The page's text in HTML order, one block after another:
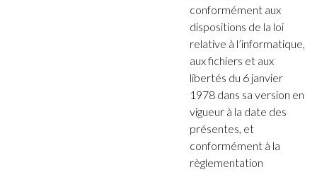
conformément aux
dispositions de la loi
relative à l’informatique,
aux fichiers et aux
libertés du 6 janvier
1978 dans sa version en
vigueur à la date des
présentes, et
conformément à la
règlementation